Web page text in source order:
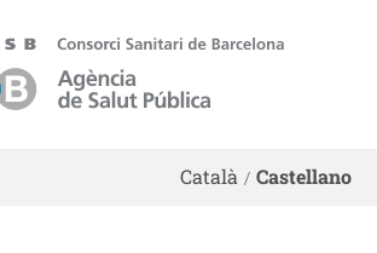
Català Castellano